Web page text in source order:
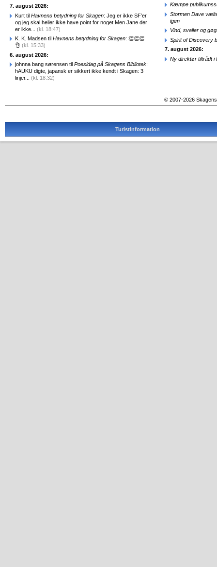
7. august 2026:
Kurt til Havnens betydning for Skagen: Jeg er ikke SF’er
og jeg skal heller ikke have point for noget Men Jane der
er ikke... (kl. 18:47)
K. K. Madsen til Havnens betydning for Skagen: 👏👏👏
👌 (kl. 15:33)
6. august 2026:
johnna bang sørensen til Poesidag på Skagens Bibliotek:
hAUKU digte, japansk er sikkert ikke kendt i Skagen: 3
linjer... (kl. 18:32)
Kæmpe
Stormen Dave
igen
Vind, svaller og
Spirit of Discovery
7. august 2026:
Ny direktør tiltrådt i
© 2007-2026
Turistinformation